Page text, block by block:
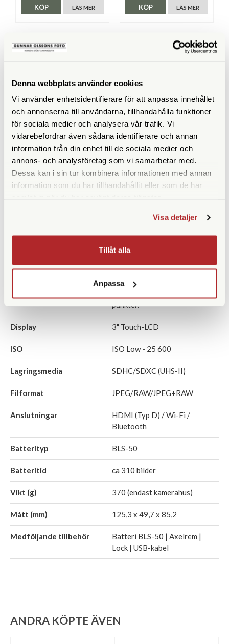
Denna webbplats använder cookies
Vi använder enhetsidentifierare för att anpassa innehållet
och annonserna till användarna, tillhandahålla funktioner
för sociala medier och analysera vår trafik. Vi
vidarebefordrar även sådana identifierare och annan
information från din enhet till de sociala medier och
annons- och analysföretag som vi samarbetar med.
Dessa kan i sin tur kombinera informationen med annan
information som du har tillhandahållit eller som de har
Visa detaljer
Tillåt alla
Anpassa
LÄS MER
KÖP LÄS MER
KÖP
Upplösning 20,4 megapixlar
Video Upp till C4K (4096x2160)
Sensor
17,3 x 13,0 mm Live MOS
(Micro 4/3)
Objektiv 12-45mm
5-axlig stabilisering i
30 b/s
Inbyggd blixt Nej
punkter.
Display 3" Touch-LCD
ISO ISO Low - 25 600
Lagringsmedia SDHC/SDXC (UHS-II)
Filformat JPEG/RAW/JPEG+RAW
Anslutningar
HDMI (Typ D) / Wi-Fi /
Bluetooth
Batterityp BLS-50
Batteritid ca 310 bilder
Vikt (g) 370 (endast kamerahus)
Mått (mm) 125,3 x 49,7 x 85,2
Medföljande tillbehör
Batteri BLS-50 | Axelrem |
Lock | USB-kabel
ANDRA KÖPTE ÄVEN